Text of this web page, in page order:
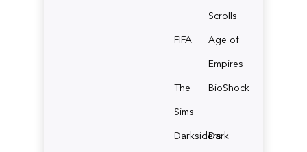
Scrolls
FIFA
Age of
Empires
The
Sims
BioShock
Darksiders
Dark